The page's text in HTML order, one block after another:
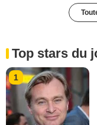
Top stars du
1